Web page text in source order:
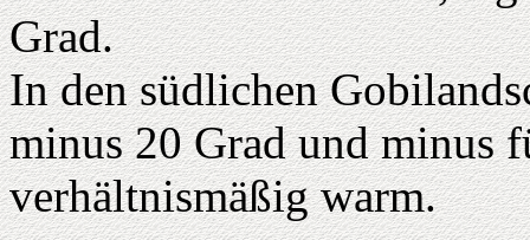
Grad.
In den südlichen
minus 20 Grad und minus
verhältnismäßig warm.